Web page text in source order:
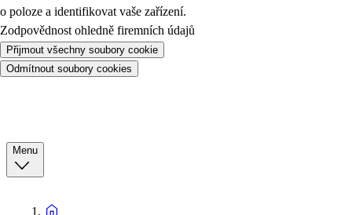
o poloze a identifikovat vaše zařízení.
Zodpovědnost ohledně firemních údajů
Přijmout všechny soubory cookie
Odmítnout soubory cookies
Menu